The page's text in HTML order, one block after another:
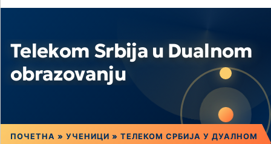
Telekom Srbija u Dualnom
obrazovanju
ПОЧЕТНА » УЧЕНИЦИ » ТЕЛЕКОМ СРБИЈА У ДУАЛНОМ